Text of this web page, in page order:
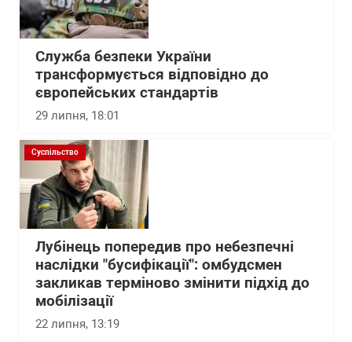
Служба безпеки України
трансформується відповідно до
європейських стандартів
29 липня, 18:01
Суспільство
Лубінець попередив про небезпечні
наслідки "бусифікації": омбудсмен
закликав терміново змінити підхід до
мобілізації
22 липня, 13:19